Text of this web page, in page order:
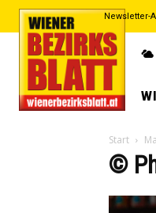
Newsletter-
Start
©